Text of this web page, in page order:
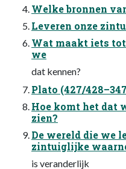
Welke bronnen
Leveren onze
Wat maakt iets
we
dat kennen?
Plato (427/
Hoe komt het dat
zien?
De wereld die we
zintuiglijke
is veranderlijk